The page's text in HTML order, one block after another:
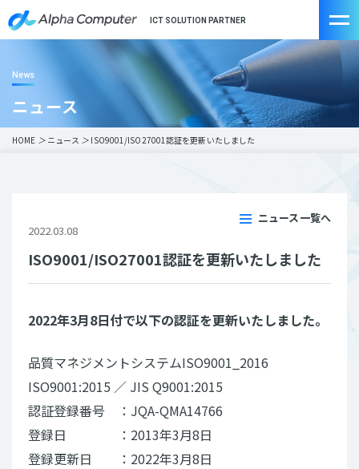
ICT SOLUTION PARTNER
News
ニュース
HOME ＞ ニュース ＞ ISO9001/ISO27001認証を更新いたしました
ニュース一覧へ
2022.03.08
ISO9001/ISO27001認証を更新いたしました
2022年3月8日付で以下の認証を更新いたしました。
品質マネジメントシステムISO9001_2016
ISO9001:2015 ／ JIS Q9001:2015
認証登録番号 ：JQA-QMA14766
登録日 ：2013年3月8日
登録更新日 ：2022年3月8日